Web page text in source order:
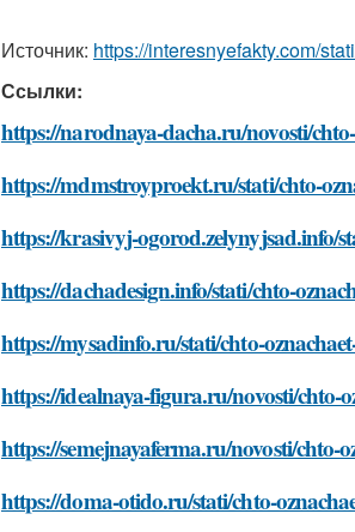
Источник: https://interesnyefakty.com/
Ссылки:
https://narodnaya-dacha.ru/novosti/
https://mdmstroyproekt.ru/stati/chto-
https://krasivyj-ogorod.zelynyjsad.info/
https://dachadesign.info/stati/chto-
https://mysadinfo.ru/stati/chto-
https://idealnaya-figura.ru/novosti/chto-
https://semejnayaferma.ru/novosti/chto-
https://doma-otido.ru/stati/chto-